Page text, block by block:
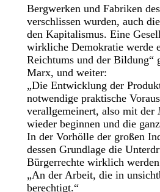
Bergwerken und Fabriken
verschlissen wurden, auch
den Kapitalismus. Eine
wirkliche Demokratie werde
Reichtums und der Bildung“
Marx, und weiter:
„Die Entwicklung der
notwendige praktische
verallgemeinert, also mit der
wieder beginnen und die
In der Vorhölle der großen
dessen Grundlage die
Bürgerrechte wirklich
„An der Arbeit, die in
berechtigt.“